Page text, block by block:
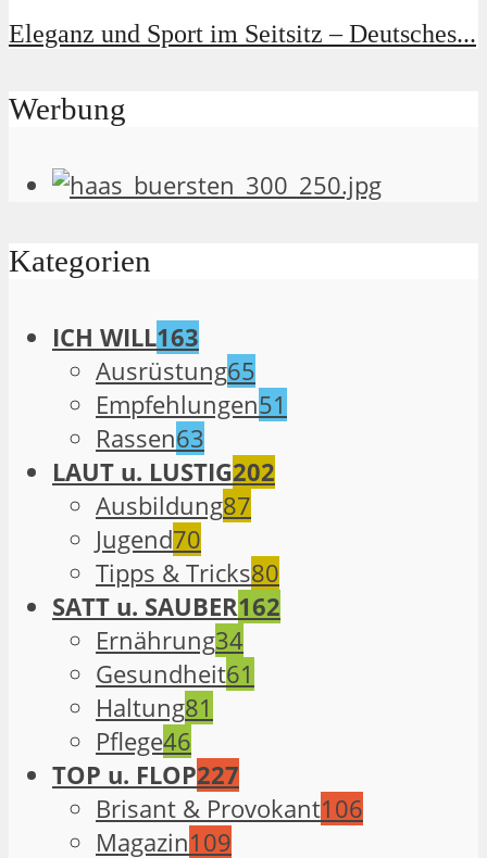
Eleganz und Sport im Seitsitz – Deutsches...
Werbung
Kategorien
ICH WILL163
Ausrüstung65
Empfehlungen51
Rassen63
LAUT u. LUSTIG202
Ausbildung87
Jugend70
Tipps & Tricks80
SATT u. SAUBER162
Ernährung34
Gesundheit61
Haltung81
Pflege46
TOP u. FLOP227
Brisant & Provokant106
Magazin109